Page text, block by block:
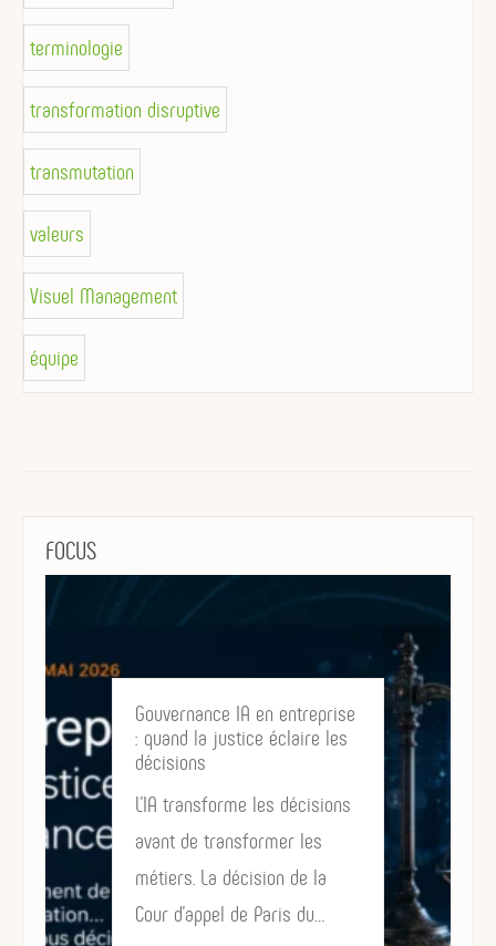
terminologie
transformation disruptive
transmutation
valeurs
Visuel Management
équipe
FOCUS
Gouvernance IA en entreprise
: quand la justice éclaire les
décisions
L’IA transforme les décisions
avant de transformer les
métiers. La décision de la
Cour d’appel de Paris du…